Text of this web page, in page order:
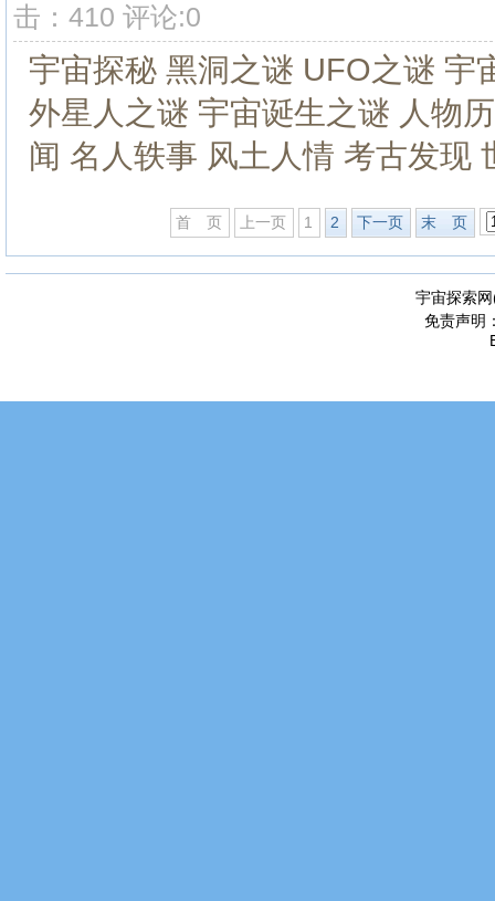
击：410 评论:0
宇宙探秘 黑洞之谜 UFO之谜 宇
外星人之谜 宇宙诞生之谜 人物
闻 名人轶事 风土人情 考古发现
首 页 上一页 1 2 下一页 末 页
宇宙探索
免责声明